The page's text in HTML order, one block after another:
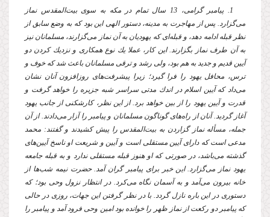
1. پیامبر گرامى، 13 سال تمام در مكه به سوى بیت‌المقدس نماز
مى‌گزارد. پس از مهاجرت به مدینه، دستور الهى این بود كه به وضع سابق از
نظر قبله ادامه دهد، و قبله‌اى كه یهودیان به آن نماز مى‌گزارند، مسلمانان نیز
به آن طرف نماز بگزارند. این كار، عملا یك نوع همكارى و نزدیك كردن دو
آیین قدیم و جدید به هم بود، ولى رشد و ترقى مسلمانان باعث شد كه خوف و
ترس، محافل یهود را فرا گیرد؛ زیرا پیشرفت‌هاى روزافزون آنان نشان
مى‌داد كه آیین اسلام در اندك مدتى سراسر شبه جزیره را خواهد گرفت و
قدرت و آیین یهود را از بین خواهد برد. از این نظر، كارشكنى از جانب یهود
آغاز گردید. آنان از راه‌هاى گوناگون مسلمانان و پیامبر را آزار مى‌دادند. از آن
جمله، مسأله نماز گزاردن به بیت‌المقدس را پیش كشیدند و گفتند: محمد
مدعى است كه داراى آیین مستقلى است و آیین و شریعت او ناسخ آیین‌هاى
گذشته مى‌باشد، در صورتى كه او هنوز قبله مستقلى ندارد و به قبله جامعه
یهود نماز مى‌گزارد. این خبر براى پیامبر گران آمد. حضرت نیمه شب‌ها از
خانه بیرون مى‌آمد و به آسمان نگاه مى‌كرد. در انتظار نزول وحى بود؛ كه
دستورى در این باره نازل گردد. با در نظر گرفتن این جهات، روزى در حالى
كه پیامبر دو ركعت از نماز ظهر را خوانده بود امین وحى فرود آمد و پیامبر را